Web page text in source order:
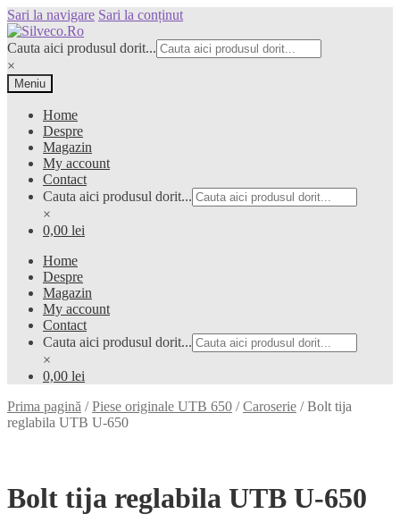
Sari la navigare Sari la conținut
Cauta aici produsul dorit...
×
Meniu
Home
Despre
Magazin
My account
Contact
Cauta aici produsul dorit...
×
0,00 lei
Home
Despre
Magazin
My account
Contact
Cauta aici produsul dorit...
×
0,00 lei
Prima pagină /Piese originale UTB 650 /Caroserie /Bolt tija
reglabila UTB U-650
Bolt tija reglabila UTB U-650